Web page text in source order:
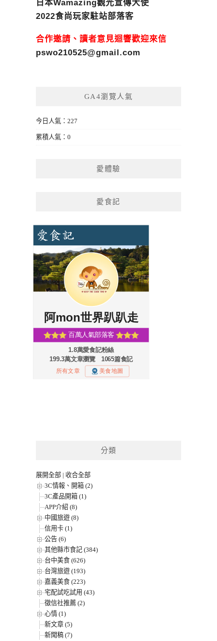
日本Wamazing觀光宣傳大使
2022食尚玩家駐站部落客
合作邀請、讀者意見迴響歡迎來信
pswo210525@gmail.com
GA4瀏覽人氣
今日人氣：227
累積人氣：0
愛體驗
愛食記
分類
展開全部 | 收合全部
3C情報、開箱 (2)
3C產品開箱 (1)
APP介紹 (8)
中國旅遊 (8)
信用卡 (1)
公告 (6)
其他縣市食記 (384)
台中美食 (626)
台灣旅遊 (193)
嘉義美食 (223)
宅配試吃試用 (43)
徵信社推薦 (2)
心情 (1)
新文章 (5)
新聞稿 (7)